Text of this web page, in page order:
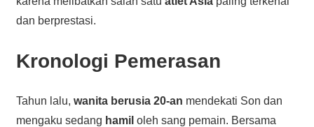
dan berprestasi.
Kronologi Pemerasan
Tahun lalu, wanita berusia 20-an mendekati Son dan
mengaku sedang hamil oleh sang pemain. Bersama